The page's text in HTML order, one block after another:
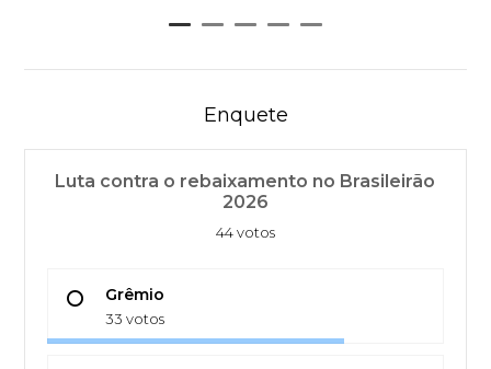
Enquete
Luta contra o rebaixamento no Brasileirão
2026
44 votos
Grêmio
33 votos